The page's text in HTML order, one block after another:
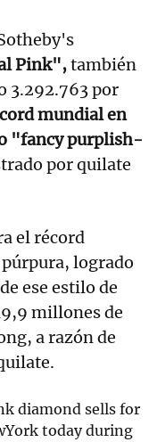
Pink",también
3.292.763 por
mundial en
"fancy purplish-
por quilate
el récord
logrado
ese estilo de
millones de
a razón de
diamond sells for
today during